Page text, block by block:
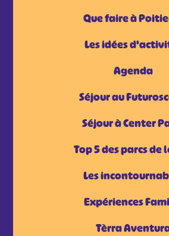
Que faire à
Les idées
Agenda
Séjour au
Séjour à Center
Top 5 des parcs de
Les
Expériences
Tèrra